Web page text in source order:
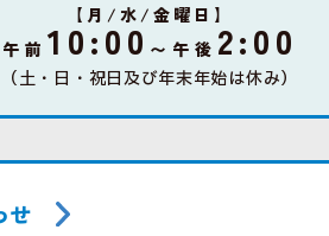
【月/水/金曜日】
午前 10:00 〜午後 2:00
（土・日・祝日及び年末年始は休み）
せ